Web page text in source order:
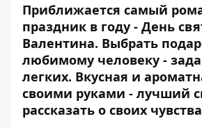
Приближается самый
праздник в году - День
Валентина. Выбрать
любимому человеку -
легких. Вкусная и
своими руками - лучший
рассказать о своих